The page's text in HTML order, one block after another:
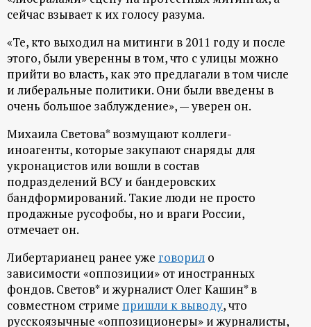
н
н
ы
й
п
о
р
т
а
сейчас взывает к их голосу разума.
«Те, кто выходил на митинги в 2011 году и после
этого, были уверенны в том, что с улицы можно
прийти во власть, как это предлагали в том числе
и либеральные политики. Они были введены в
очень большое заблуждение», — уверен он.
Михаила Светова* возмущают коллеги-
иноагенты, которые закупают снаряды для
укронацистов или вошли в состав
подразделений ВСУ и бандеровских
бандформирований. Такие люди не просто
продажные русофобы, но и враги России,
отмечает он.
Либертарианец ранее уже говорил о
зависимости «оппозиции» от иностранных
фондов. Светов* и журналист Олег Кашин* в
совместном стриме пришли к выводу, что
русскоязычные «оппозиционеры» и журналисты,